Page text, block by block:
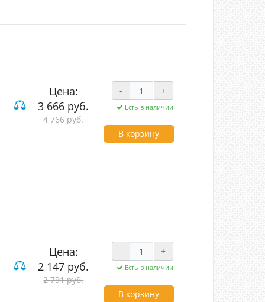
и компьютерные
Цена:
3 666 руб.
4 766 руб.
- +
Есть в наличии
В корзину
Цена:
2 147 руб.
2 791 руб.
- +
Есть в наличии
В корзину